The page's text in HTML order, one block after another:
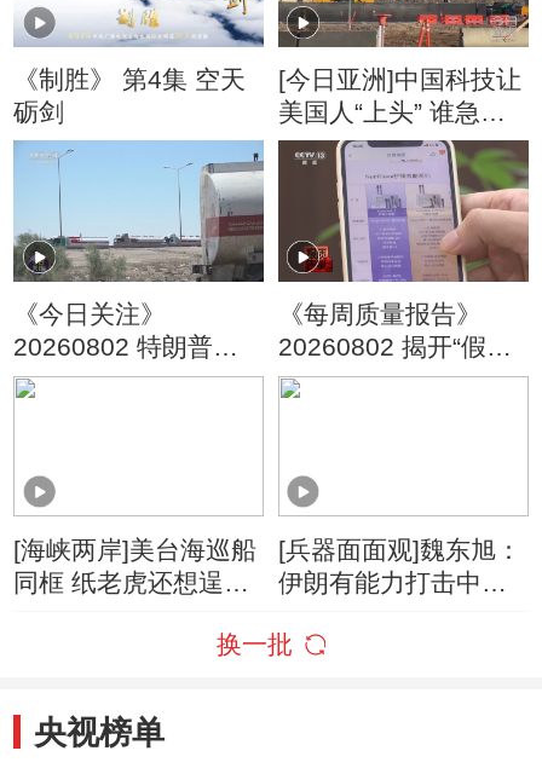
《制胜》 第4集 空天
砺剑
[今日亚洲]中国科技让
美国人“上头” 谁急
了？
《今日关注》
20260802 特朗普叫
停“最大规模”打击 伊
《每周质量报告》
20260802 揭开“假洋
牌”的真面目
[海峡两岸]美台海巡船
同框 纸老虎还想逞
[兵器面面观]魏东旭：
伊朗有能力打击中东
换一批
央视榜单